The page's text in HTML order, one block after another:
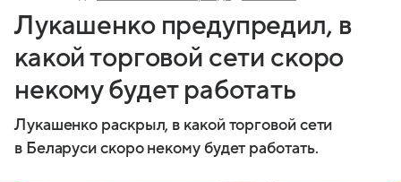
Лукашенко предупредил, в
какой торговой сети скоро
некому будет работать
Лукашенко раскрыл, в какой торговой сети
в Беларуси скоро некому будет работать.